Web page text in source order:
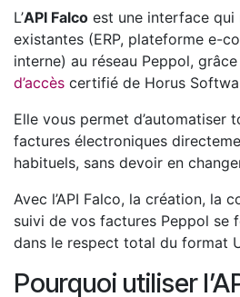
L’API Falco est une interface
existantes (ERP, plateforme e-
interne) au réseau Peppol, grâce
d’accès certifié de Horus
Elle vous permet d’automatiser
factures électroniques
habituels, sans devoir en
Avec l’API Falco, la création, la
suivi de vos factures Peppol se
dans le respect total du format
Pourquoi utiliser